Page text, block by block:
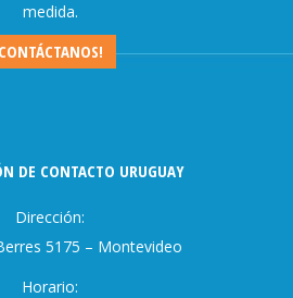
medida.
CONTÁCTANOS!
DE CONTACTO URUGUAY
Dirección:
5175 – Montevideo
Horario: